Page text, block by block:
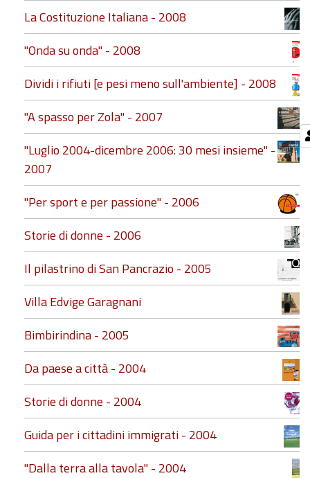
La Costituzione Italiana - 2008
"Onda su onda" - 2008
Dividi i rifiuti [e pesi meno sull'ambiente] - 2008
"A spasso per Zola" - 2007
"Luglio 2004-dicembre 2006: 30 mesi insieme" -
2007
"Per sport e per passione" - 2006
Storie di donne - 2006
Il pilastrino di San Pancrazio - 2005
Villa Edvige Garagnani
Bimbirindina - 2005
Da paese a città - 2004
Storie di donne - 2004
Guida per i cittadini immigrati - 2004
"Dalla terra alla tavola" - 2004